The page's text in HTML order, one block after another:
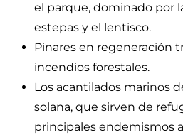
el parque, dominado por
estepas y el lentisco.
Pinares en regeneración
incendios forestales.
Los acantilados marinos
solana, que sirven de
principales endemismos